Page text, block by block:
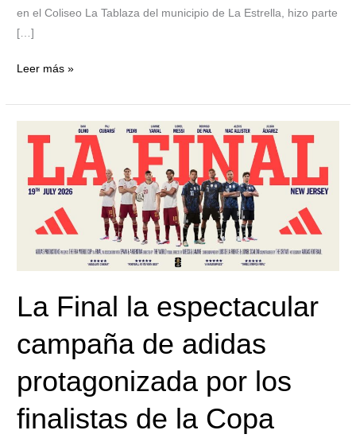
en el Coliseo La Tablaza del municipio de La Estrella, hizo parte
[…]
Leer más »
La Final la espectacular
campaña de adidas
protagonizada por los
finalistas de la Copa
espectacular
campaña
adidas
protagonizada
de
Copa
Mundo
de